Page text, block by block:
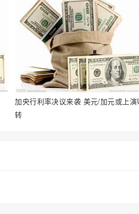
加央行利率决议来袭 美元/加元或上演
转